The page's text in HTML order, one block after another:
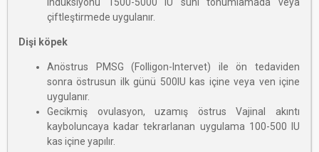
çiftleştirmede uygulanır.
Dişi köpek
Anöstrus PMSG (Folligon-Intervet) ile ön tedaviden
sonra östrusun ilk günü 500IU kas içine veya ven içine
uygulanır.
Gecikmiş ovulasyon, uzamış östrus Vajinal akıntı
kayboluncaya kadar tekrarlanan uygulama 100-500 IU
kas içine yapılır.